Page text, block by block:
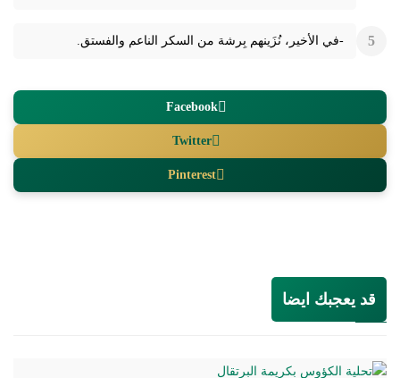
-في الأخير، نُزَينهم بِرشة من السكر الناعم والفستق.
Facebook
Twitter
Pinterest
قد يعجبك ايضا